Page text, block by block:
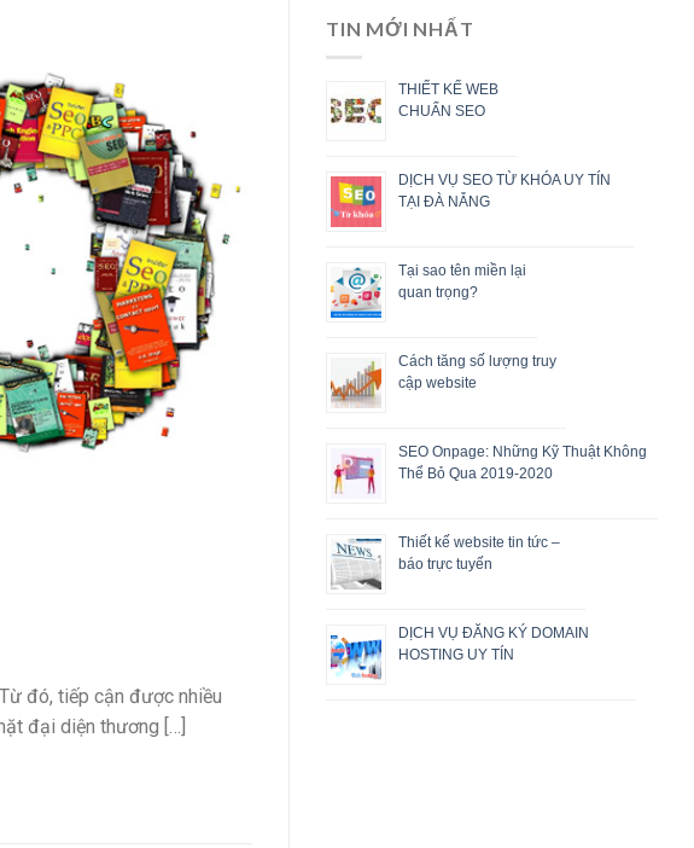
đó, tiếp cận được nhiều
đại diện thương […]
TIN MỚI NHẤT
THIẾT KẾ WEB
CHUẨN SEO
DỊCH VỤ SEO TỪ KHÓA UY TÍN
TẠI ĐÀ NẴNG
Tại sao tên miền lại
quan trọng?
Cách tăng số lượng truy
cập website
SEO Onpage: Những Kỹ Thuật Không
Thể Bỏ Qua 2019-2020
Thiết kế website tin tức –
báo trực tuyến
DỊCH VỤ ĐĂNG KÝ DOMAIN
HOSTING UY TÍN